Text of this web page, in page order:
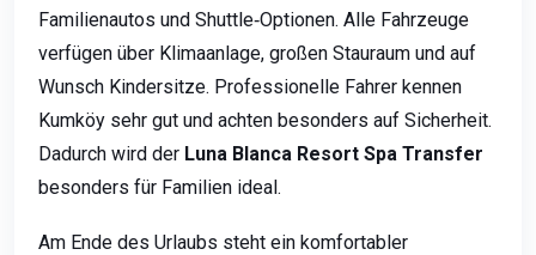
Familienautos und Shuttle‑Optionen. Alle Fahrzeuge
verfügen über Klimaanlage, großen Stauraum und auf
Wunsch Kindersitze. Professionelle Fahrer kennen
Kumköy sehr gut und achten besonders auf Sicherheit.
Dadurch wird der Luna Blanca Resort Spa Transfer
besonders für Familien ideal.
Am Ende des Urlaubs steht ein komfortabler